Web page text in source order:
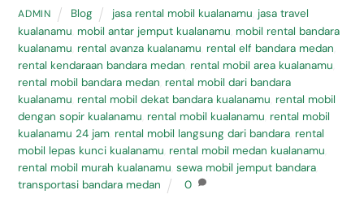
ADMIN Blog jasa rental mobil kualanamu jasa travel
kualanamu mobil antar jemput kualanamu mobil rental bandara
kualanamu rental avanza kualanamu rental elf bandara medan
rental kendaraan bandara medan rental mobil area kualanamu
rental mobil bandara medan rental mobil dari bandara
kualanamu rental mobil dekat bandara kualanamu rental mobil
dengan sopir kualanamu rental mobil kualanamu rental mobil
kualanamu 24 jam rental mobil langsung dari bandara rental
mobil lepas kunci kualanamu rental mobil medan kualanamu
rental mobil murah kualanamu ,sewa mobil jemput bandara
transportasi bandara medan
0